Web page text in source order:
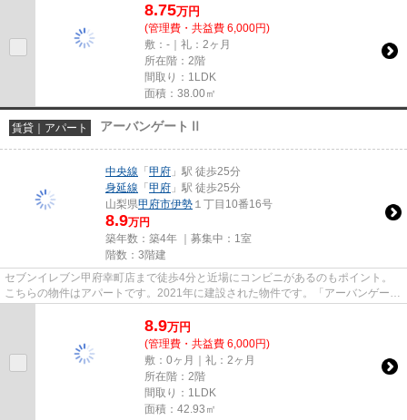
8.75万円
(管理費・共益費 6,000円)
敷：-｜礼：2ヶ月
所在階：2階
間取り：1LDK
面積：38.00㎡
賃貸｜アパート アーバンゲートⅡ
中央線 「 甲府 」駅 徒歩25分
身延線 「 甲府 」駅 徒歩25分
山梨県甲府市伊勢 １丁目10番16号
8.9万円
築年数：築4年 ｜募集中： 1室
階数：3階建
セブンイレブン甲府幸町店まで徒歩4分と近場にコンビニがあるのもポイント。
こちらの物件はアパートです。2021年に建設された物件です。「アーバンゲート
8.9万円
(管理費・共益費 6,000円)
敷：0ヶ月｜礼：2ヶ月
所在階：2階
間取り：1LDK
面積：42.93㎡